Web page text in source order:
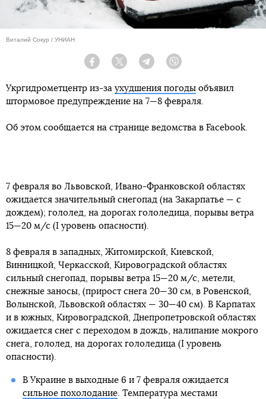
Виталий Сокур / УНИАН
Facebook Twitter Telegram
Укргидрометцентр из-за ухудшения погоды объявил
штормовое предупреждение на 7—8 февраля.
Об этом сообщается на странице ведомства в Facebook.
7 февраля во Львовской, Ивано-Франковской областях
ожидается значительный снегопад (на Закарпатье — с
дождем); гололед, на дорогах гололедица, порывы ветра
15—20 м/с (I уровень опасности).
8 февраля в западных, Житомирской, Киевской,
Винницкой, Черкасской, Кировоградской областях
сильный снегопад, порывы ветра 15—20 м/с, метели,
снежные заносы, (прирост снега 20—30 см, в Ровенской,
Волынской, Львовской областях — 30—40 см). В Карпатах
и в южных, Кировоградской, Днепропетровской областях
ожидается снег с переходом в дождь, налипание мокрого
снега, гололед, на дорогах гололедица (I уровень
опасности).
В Украине в выходные 6 и 7 февраля ожидается
сильное похолодание. Температура местами